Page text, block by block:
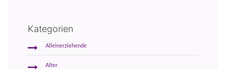
Kategorien
Alleinerziehende
Alter